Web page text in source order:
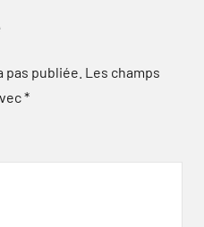
publiée. Les champs
*